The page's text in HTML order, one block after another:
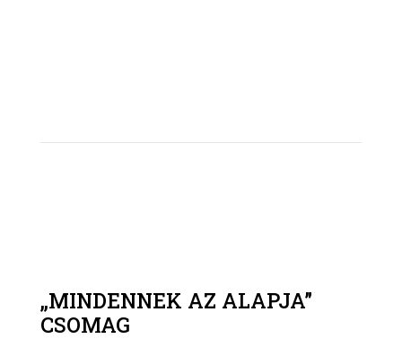
„MINDENNEK AZ ALAPJA”
CSOMAG